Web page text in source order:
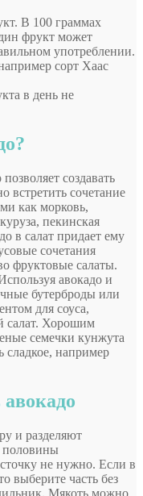
В 100 граммах
фрукт может
употреблении.
сорт Хаас
в день не
создавать
встретить сочетание
как морковь,
пекинская
в салат придает ему
сочетания
фруктовые салаты.
авокадо и
бутерброды или
для соуса,
салат. Хорошим
семечки кунжута
например
и разделяют
половины
не нужно. Если в
выберите часть без
Мякоть можно